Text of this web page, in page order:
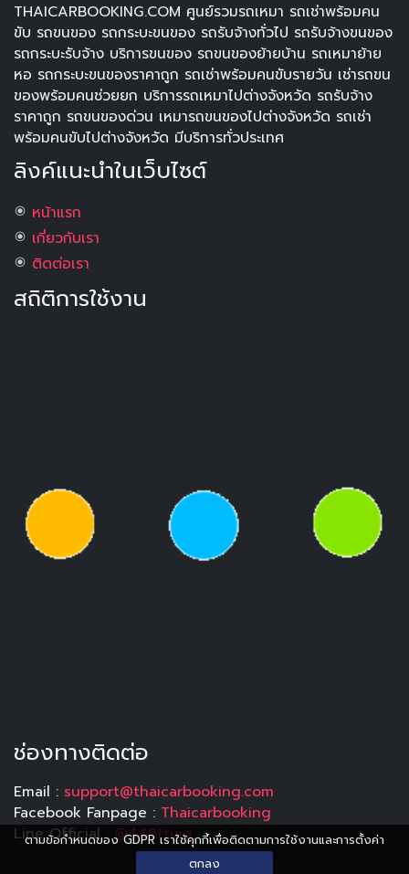
ตามข้อกำหนดของ GDPR เราใช้คุกกี้เพื่อติดตามการใช้งานและการตั้งค่า
ตกลง
THAICARBOOKING.COM ศูนย์รวมรถเหมา รถเช่าพร้อมคน
ขับ รถขนของ รถกระบะขนของ รถรับจ้างทั่วไป รถรับจ้างขนของ
รถกระบะรับจ้าง บริการขนของ รถขนของย้ายบ้าน รถเหมาย้าย
หอ รถกระบะขนของราคาถูก รถเช่าพร้อมคนขับรายวัน เช่ารถขน
ของพร้อมคนช่วยยก บริการรถเหมาไปต่างจังหวัด รถรับจ้าง
ราคาถูก รถขนของด่วน เหมารถขนของไปต่างจังหวัด รถเช่า
พร้อมคนขับไปต่างจังหวัด มีบริการทั่วประเทศ
ลิงค์แนะนำในเว็บไซต์
หน้าแรก
เกี่ยวกับเรา
ติดต่อเรา
สถิติการใช้งาน
ช่องทางติดต่อ
Email : support@thaicarbooking.com
Facebook Fanpage : Thaicarbooking
Line Official :@449ttuiq